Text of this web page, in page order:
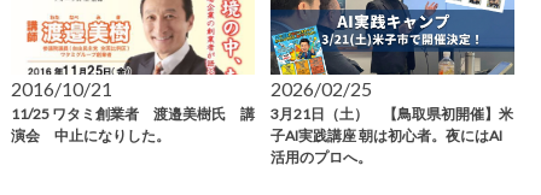
2016/10/21
11/25 ワタミ創業者 渡邉美樹氏 講
演会 中止になりした。
2026/02/25
3月21日（土） 【鳥取県初開催】米
子AI実践講座 朝は初心者。夜にはAI
活用のプロへ。